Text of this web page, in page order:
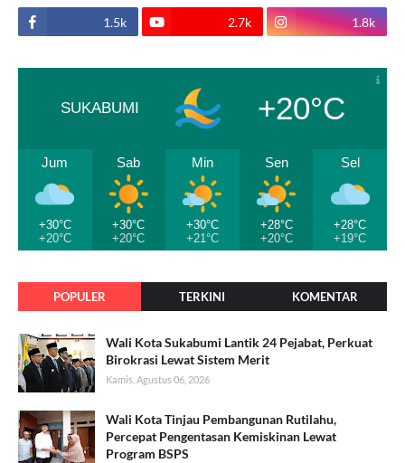
1.5k 2.7k 1.8k
SUKABUMI +20°C
Jum
+30°C
+20°C
Sab
+30°C
+20°C
Min
+30°C
+21°C
Sen
+28°C
+20°C
Sel
+28°C
+19°C
POPULER TERKINI KOMENTAR
Wali Kota Sukabumi Lantik 24 Pejabat, Perkuat
Birokrasi Lewat Sistem Merit
Kamis, Agustus 06, 2026
Wali Kota Tinjau Pembangunan Rutilahu,
Percepat Pengentasan Kemiskinan Lewat
Program BSPS